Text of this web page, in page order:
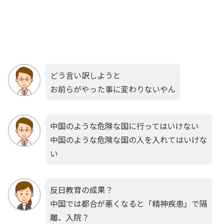
どう言い訳しようと
お前らがやった事に変わりないやん
中国のような危険な国に行ってはいけない
中国のような危険な国の人を入れてはいけな
い
反日教育の成果？
中国では都合が悪くなると「精神疾患」で隔
離、入院？